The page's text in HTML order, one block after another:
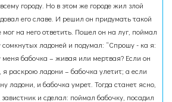
городу. Но в этом же городе жил злой
его славе. И решил он придумать такой
на него ответить. Пошел он на луг, поймал
ладоней и подумал: “Спрошу - ка я:
бабочка – живая или мертвая? Если он
раскрою ладони – бабочка улетит; а если
ладони, и бабочка умрет. Тогда станет ясно,
завистник и сделал: поймал бабочку, посадил